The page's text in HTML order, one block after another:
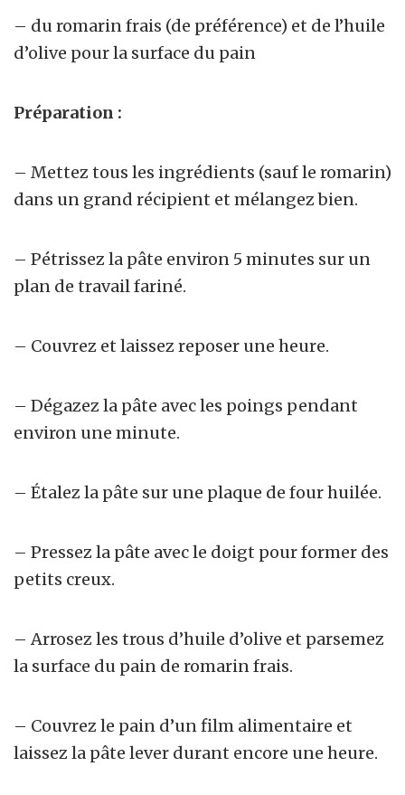
– du romarin frais (de préférence) et de l’huile
d’olive pour la surface du pain
Préparation :
– Mettez tous les ingrédients (sauf le romarin)
dans un grand récipient et mélangez bien.
– Pétrissez la pâte environ 5 minutes sur un
plan de travail fariné.
– Couvrez et laissez reposer une heure.
– Dégazez la pâte avec les poings pendant
environ une minute.
– Étalez la pâte sur une plaque de four huilée.
– Pressez la pâte avec le doigt pour former des
petits creux.
– Arrosez les trous d’huile d’olive et parsemez
la surface du pain de romarin frais.
– Couvrez le pain d’un film alimentaire et
laissez la pâte lever durant encore une heure.